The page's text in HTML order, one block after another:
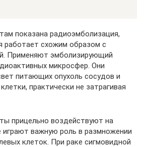
показана радиоэмболизация,
работает схожим образом с
Применяют эмболизирующий
микросфер. Они
питающих опухоль сосудов и
практически не затрагивая
прицельно воздействуют на
важную роль в размножении
клеток. При раке сигмовидной